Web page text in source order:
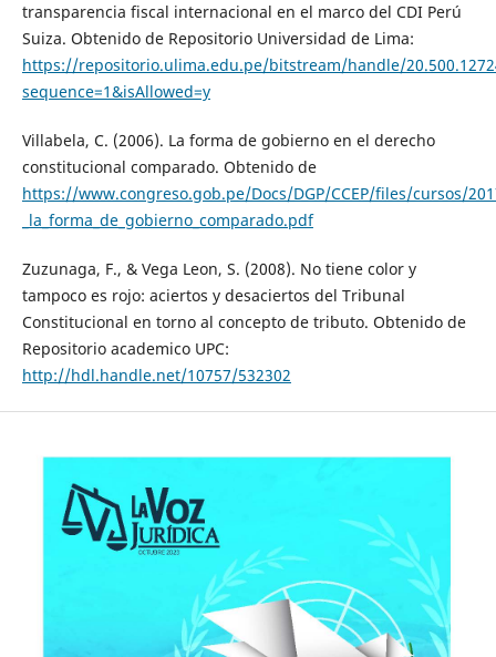
transparencia fiscal internacional en el marco del CDI Perú
Suiza. Obtenido de Repositorio Universidad de Lima:
https://repositorio.ulima.edu.pe/bitstream/handle/
sequence=1&isAllowed=y
Villabela, C. (2006). La forma de gobierno en el derecho
constitucional comparado. Obtenido de
https://www.congreso.gob.pe/Docs/DGP/CCEP/files/cursos/
_la_forma_de_gobierno_comparado.pdf
Zuzunaga, F., & Vega Leon, S. (2008). No tiene color y
tampoco es rojo: aciertos y desaciertos del Tribunal
Constitucional en torno al concepto de tributo. Obtenido de
Repositorio academico UPC:
http://hdl.handle.net/10757/532302